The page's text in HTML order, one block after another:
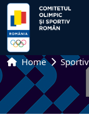
Home